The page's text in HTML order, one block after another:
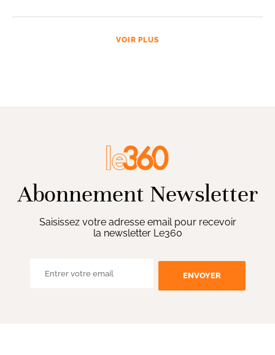
VOIR PLUS
Abonnement Newsletter
Saisissez votre adresse email pour recevoir
la newsletter Le360
ENVOYER